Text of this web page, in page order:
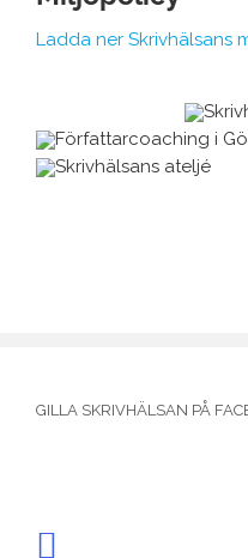
Ladda ner Skrivhälsans
GILLA SKRIVHÄLSAN PÅ